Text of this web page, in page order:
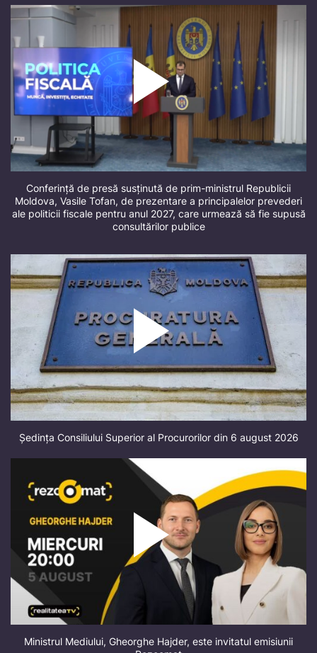
Conferință de presă susținută de prim-ministrul Republicii
Moldova, Vasile Tofan, de prezentare a principalelor prevederi
ale politicii fiscale pentru anul 2027, care urmează să fie supusă
consultărilor publice
Ședința Consiliului Superior al Procurorilor din 6 august 2026
Ministrul Mediului, Gheorghe Hajder, este invitatul emisiunii